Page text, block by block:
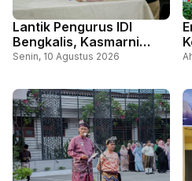
Lantik Pengurus IDI
Bengkalis, Kasmarni
Tegaskan Keterbatasan
Turunkan Kualitas
Pelayanan Kesehatan
Senin, 10 Agustus 2026